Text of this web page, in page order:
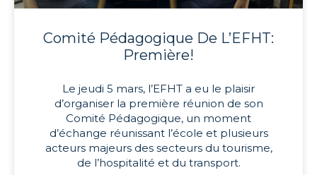
Comité Pédagogique De L’EFHT:
Première!
Le jeudi 5 mars, l’EFHT a eu le plaisir
d’organiser la première réunion de son
Comité Pédagogique, un moment
d’échange réunissant l’école et plusieurs
acteurs majeurs des secteurs du tourisme,
de l’hospitalité et du transport.